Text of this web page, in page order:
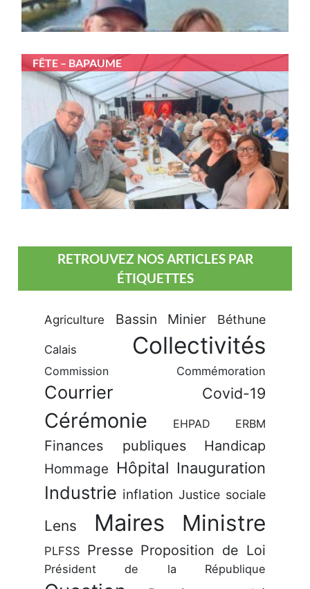
FÊTE – BAPAUME
RETROUVEZ NOS ARTICLES PAR
ÉTIQUETTES
Agriculture Bassin Minier Béthune
Calais Collectivités
Commission Commémoration
Courrier Covid-19
Cérémonie EHPAD ERBM
Finances publiques Handicap
Hommage Hôpital Inauguration
Industrie inflation Justice sociale
Lens Maires Ministre
PLFSS Presse Proposition de Loi
Président de la République